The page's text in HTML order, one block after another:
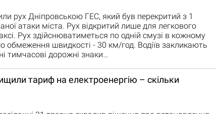
рух Дніпровською ГЕС, який був перекритий з 1
атаки міста. Рух відкритий лише для легкового
Рух здійснюватиметься по одній смузі в кожному
обмеження швидкості - 30 км/год. Водіїв закликають
тимчасові дорожні знаки…
тариф на електроенергію – скільки